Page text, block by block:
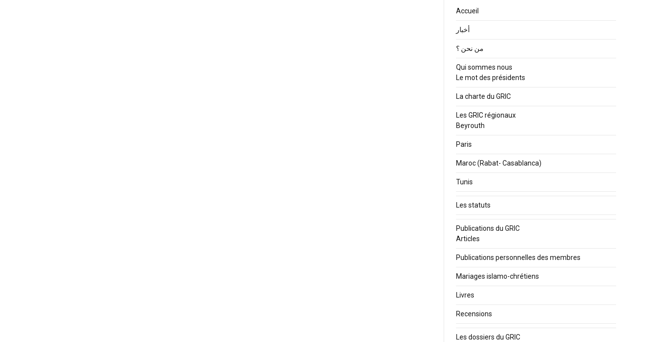
Accueil
أخبار
من نحن ؟
Qui sommes nous
Le mot des présidents
La charte du GRIC
Les GRIC régionaux
Beyrouth
Paris
Maroc (Rabat- Casablanca)
Tunis
Les statuts
Publications du GRIC
Articles
Publications personnelles des membres
Mariages islamo-chrétiens
Livres
Recensions
Les dossiers du GRIC